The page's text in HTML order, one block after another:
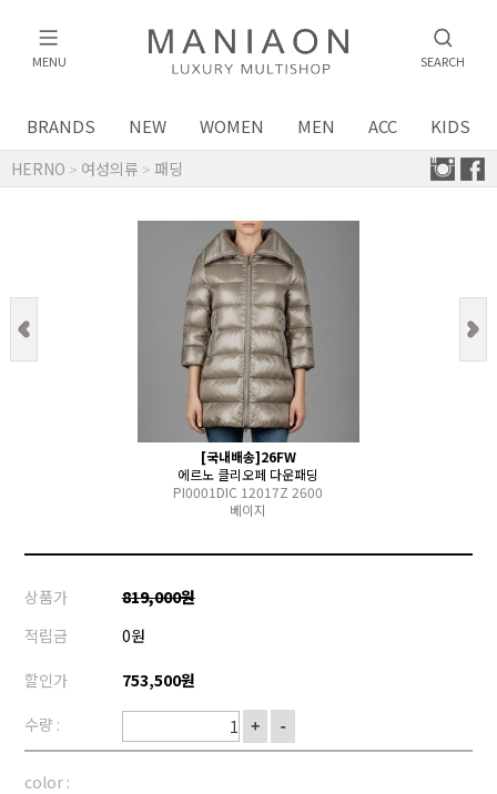
MENU SEARCH
BRANDS NEW WOMEN MEN ACC KIDS
HERNO > 여성의류 > 패딩
[국내배송]26FW
에르노 클리오페 다운패딩
PI0001DIC 12017Z 2600
베이지
상품가
819,000원
적립금
0원
할인가
753,500원
수량 :
+ -
color :